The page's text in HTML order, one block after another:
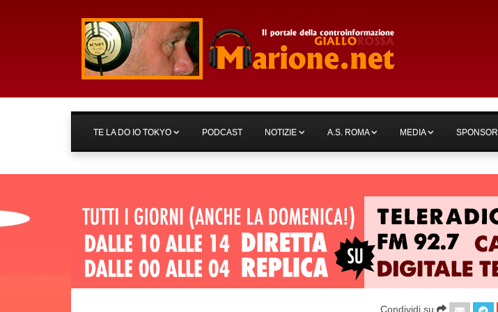
TE LA DO IO TOKYO PODCAST NOTIZIE A.S. ROMA MEDIA SPONSOR
Condividi su